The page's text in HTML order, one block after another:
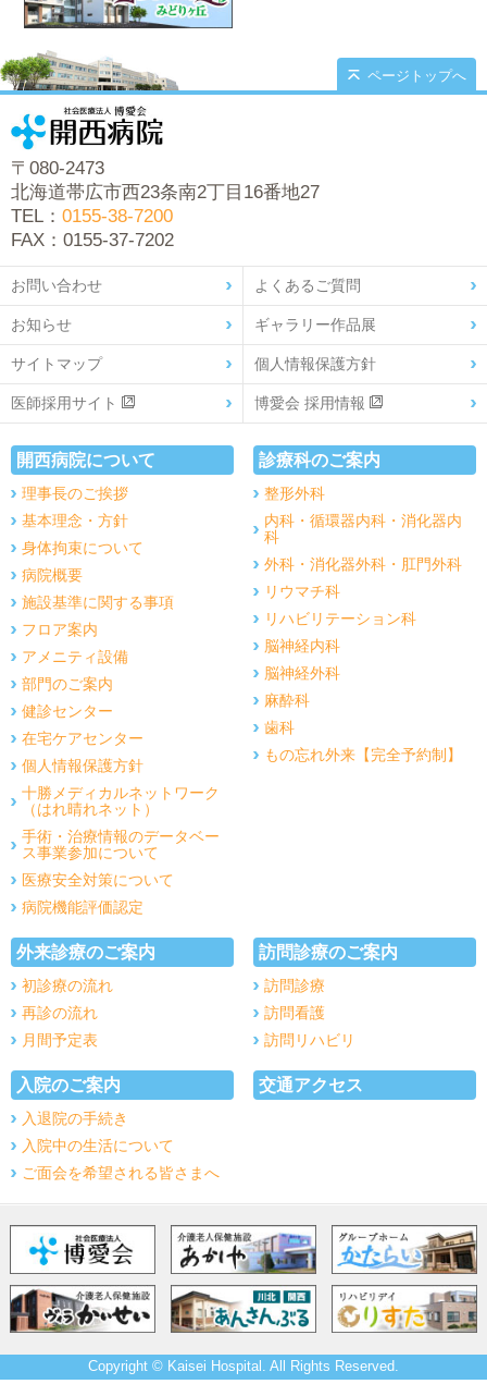
ページトップへ
〒080-2473
北海道帯広市西23条南2丁目16番地27
TEL： 0155-38-7200
FAX：0155-37-7202
お問い合わせ よくあるご質問
お知らせ ギャラリー作品展
サイトマップ 個人情報保護方針
医師採用サイト 博愛会 採用情報
開西病院について
理事長のご挨拶
基本理念・方針
身体拘束について
病院概要
施設基準に関する事項
フロア案内
アメニティ設備
部門のご案内
健診センター
在宅ケアセンター
個人情報保護方針
十勝メディカルネットワーク
（はれ晴れネット）
手術・治療情報のデータベー
ス事業参加について
医療安全対策について
病院機能評価認定
診療科のご案内
整形外科
内科・循環器内科・消化器内
科
外科・消化器外科・肛門外科
リウマチ科
リハビリテーション科
脳神経内科
脳神経外科
麻酔科
歯科
もの忘れ外来【完全予約制】
外来診療のご案内
初診療の流れ
再診の流れ
月間予定表
訪問診療のご案内
訪問診療
訪問看護
訪問リハビリ
入院のご案内
入退院の手続き
入院中の生活について
ご面会を希望される皆さまへ
交通アクセス
Copyright © Kaisei Hospital. All Rights Reserved.